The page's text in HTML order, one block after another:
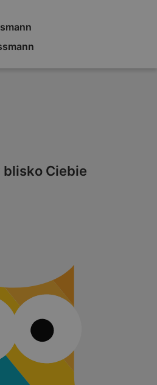
Ciebie